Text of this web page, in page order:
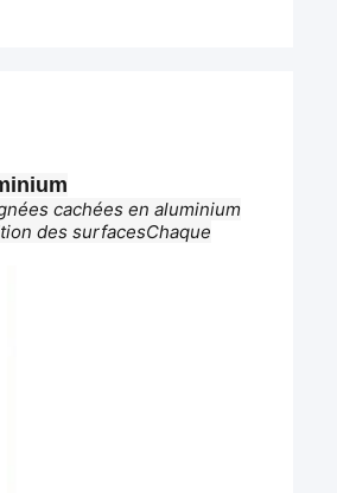
cachées en aluminium
des surfacesChaque